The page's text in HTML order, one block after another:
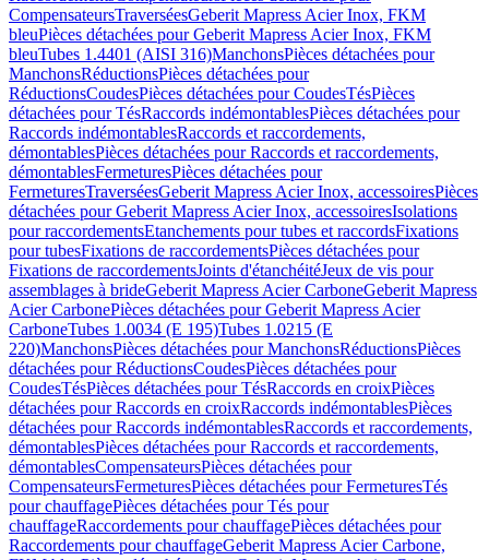
CompensateursTraverséesGeberit Mapress Acier Inox, FKM
bleuPièces détachées pour Geberit Mapress Acier Inox, FKM
bleuTubes 1.4401 (AISI 316)ManchonsPièces détachées pour
ManchonsRéductionsPièces détachées pour
RéductionsCoudesPièces détachées pour CoudesTésPièces
détachées pour TésRaccords indémontablesPièces détachées pour
Raccords indémontablesRaccords et raccordements,
démontablesPièces détachées pour Raccords et raccordements,
démontablesFermeturesPièces détachées pour
FermeturesTraverséesGeberit Mapress Acier Inox, accessoiresPièces
détachées pour Geberit Mapress Acier Inox, accessoiresIsolations
pour raccordementsEtanchements pour tubes et raccordsFixations
pour tubesFixations de raccordementsPièces détachées pour
Fixations de raccordementsJoints d'étanchéitéJeux de vis pour
assemblages à brideGeberit Mapress Acier CarboneGeberit Mapress
Acier CarbonePièces détachées pour Geberit Mapress Acier
CarboneTubes 1.0034 (E 195)Tubes 1.0215 (E
220)ManchonsPièces détachées pour ManchonsRéductionsPièces
détachées pour RéductionsCoudesPièces détachées pour
CoudesTésPièces détachées pour TésRaccords en croixPièces
détachées pour Raccords en croixRaccords indémontablesPièces
détachées pour Raccords indémontablesRaccords et raccordements,
démontablesPièces détachées pour Raccords et raccordements,
démontablesCompensateursPièces détachées pour
CompensateursFermeturesPièces détachées pour FermeturesTés
pour chauffagePièces détachées pour Tés pour
chauffageRaccordements pour chauffagePièces détachées pour
Raccordements pour chauffageGeberit Mapress Acier Carbone,